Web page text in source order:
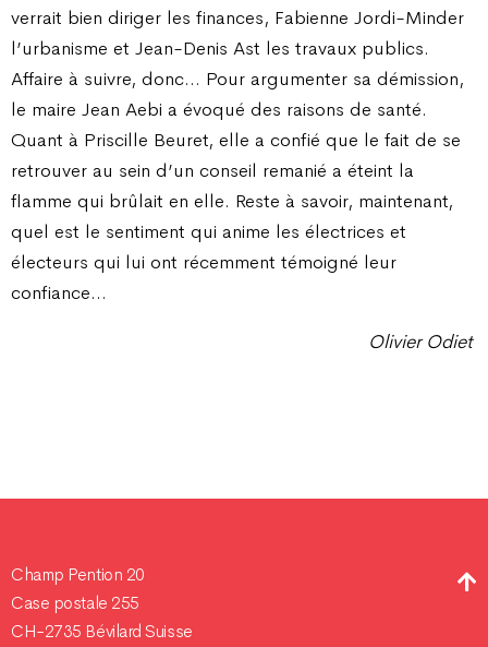
verrait bien diriger les finances, Fabienne Jordi-Minder
l’urbanisme et Jean-Denis Ast les travaux publics.
Affaire à suivre, donc… Pour argumenter sa démission,
le maire Jean Aebi a évoqué des raisons de santé.
Quant à Priscille Beuret, elle a confié que le fait de se
retrouver au sein d’un conseil remanié a éteint la
flamme qui brûlait en elle. Reste à savoir, maintenant,
quel est le sentiment qui anime les électrices et
électeurs qui lui ont récemment témoigné leur
confiance…
Olivier Odiet
Champ Pention 20
Case postale 255
CH-2735 Bévilard Suisse